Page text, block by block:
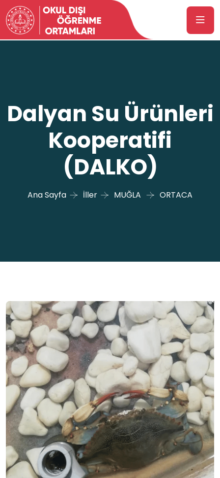
Dalyan Su Ürünleri
Kooperatifi
(DALKO)
Ana Sayfa İller MUĞLA ORTACA